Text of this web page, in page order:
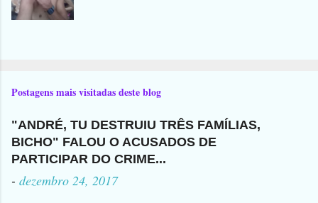
Postagens mais visitadas deste blog
"ANDRÉ, TU DESTRUIU TRÊS FAMÍLIAS,
BICHO" FALOU O ACUSADOS DE
PARTICIPAR DO CRIME...
- dezembro 24, 2017